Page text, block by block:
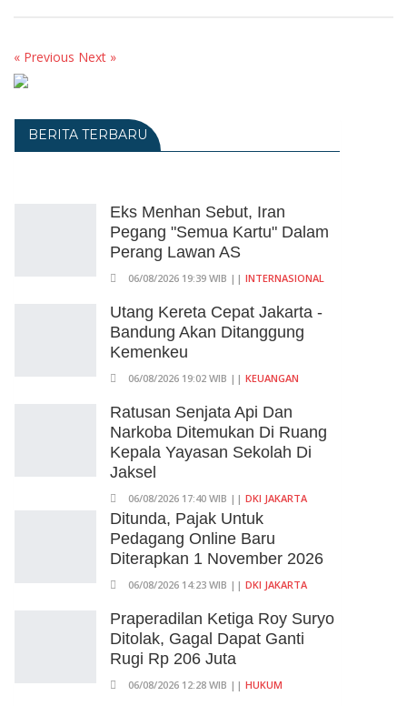
« Previous Next »
BERITA TERBARU
Eks Menhan Sebut, Iran
Pegang "Semua Kartu" Dalam
Perang Lawan AS
06/08/2026 19:39 WIB || INTERNASIONAL
Utang Kereta Cepat Jakarta -
Bandung Akan Ditanggung
Kemenkeu
06/08/2026 19:02 WIB || KEUANGAN
Ratusan Senjata Api Dan
Narkoba Ditemukan Di Ruang
Kepala Yayasan Sekolah Di
Jaksel
06/08/2026 17:40 WIB || DKI JAKARTA
Ditunda, Pajak Untuk
Pedagang Online Baru
Diterapkan 1 November 2026
06/08/2026 14:23 WIB || DKI JAKARTA
Praperadilan Ketiga Roy Suryo
Ditolak, Gagal Dapat Ganti
Rugi Rp 206 Juta
06/08/2026 12:28 WIB || HUKUM